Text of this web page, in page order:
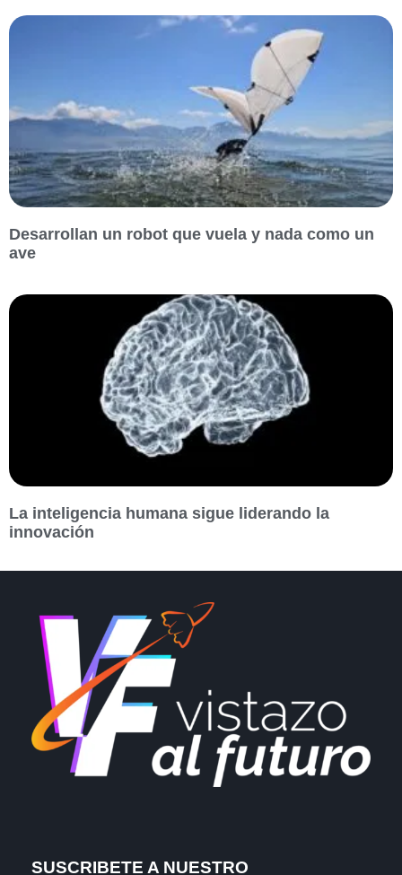
Desarrollan un robot que vuela y nada como un
ave
La inteligencia humana sigue liderando la
innovación
SUSCRIBETE A NUESTRO